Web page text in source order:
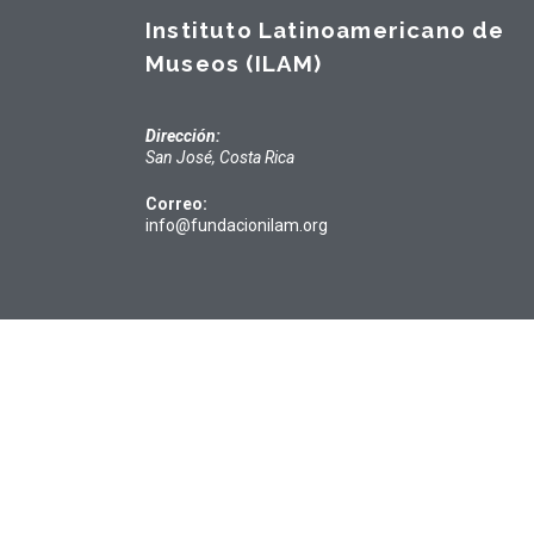
Instituto Latinoamericano de
Museos (ILAM)
Dirección:
San José, Costa Rica
Correo:
info@fundacionilam.org